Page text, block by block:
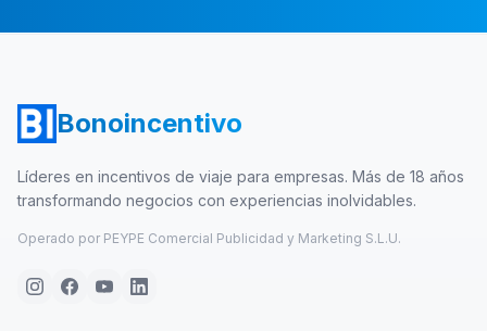
Bonoincentivo
Líderes en incentivos de viaje para empresas. Más de 18 años
transformando negocios con experiencias inolvidables.
Operado por PEYPE Comercial Publicidad y Marketing S.L.U.